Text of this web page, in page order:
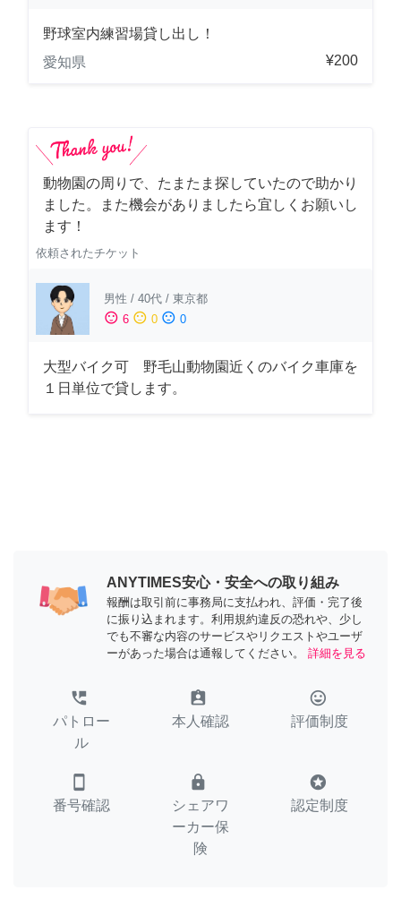
野球室内練習場貸し出し！
愛知県
¥200
動物園の周りで、たまたま探していたので助かり
ました。また機会がありましたら宜しくお願いし
ます！
依頼されたチケット
男性 / 40代 / 東京都
sentiment_satisfied 6 sentiment_neutral 0 sentiment_dissatisfied 0
大型バイク可 野毛山動物園近くのバイク車庫を
１日単位で貸します。
ANYTIMES安心・安全への取り組み
報酬は取引前に事務局に支払われ、評価・完了後
に振り込まれます。利用規約違反の恐れや、少し
でも不審な内容のサービスやリクエストやユーザ
ーがあった場合は通報してください。
詳細を見る
perm_phone_msg
パトロー
ル
assignment_ind
本人確認
tag_faces
評価制度
smartphone
番号確認
lock
シェアワ
ーカー保
険
stars
認定制度